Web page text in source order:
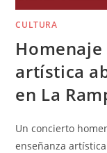
CULTURA
Homenaje
artística
en La
Un concierto
enseñanza